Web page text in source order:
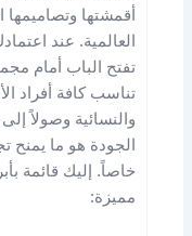
أقمشتها
العالمية. عند
تفتح الباب أمام
تناسب كافة أفراد
والنسائية وصولاً
الجودة هو ما يمنح
خاصاً. إليك قائمة
مميزة: